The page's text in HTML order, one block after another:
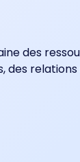
des
des